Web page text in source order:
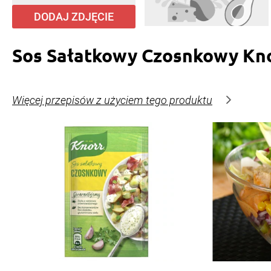
DODAJ ZDJĘCIE
Sos Sałatkowy Czosnkowy
Więcej przepisów z użyciem tego produktu